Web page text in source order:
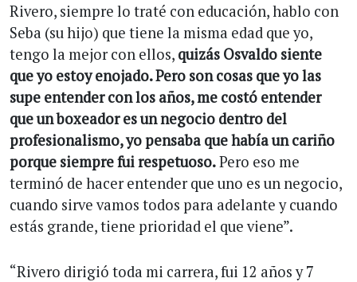
Rivero, siempre lo traté con educación, hablo con
Seba (su hijo) que tiene la misma edad que yo,
tengo la mejor con ellos, quizás Osvaldo siente
que yo estoy enojado. Pero son cosas que yo las
supe entender con los años, me costó entender
que un boxeador es un negocio dentro del
profesionalismo, yo pensaba que había un cariño
porque siempre fui respetuoso.Pero eso me
terminó de hacer entender que uno es un negocio,
cuando sirve vamos todos para adelante y cuando
estás grande, tiene prioridad el que viene”.
“Rivero dirigió toda mi carrera, fui 12 años y 7